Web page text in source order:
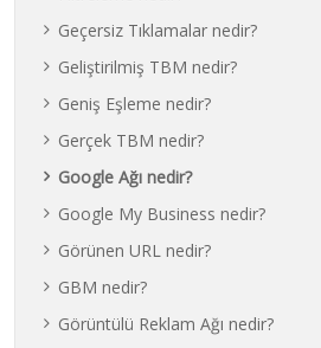
Geçersiz Tıklamalar nedir?
Geliştirilmiş TBM nedir?
Geniş Eşleme nedir?
Gerçek TBM nedir?
Google Ağı nedir?
Google My Business nedir?
Görünen URL nedir?
GBM nedir?
Görüntülü Reklam Ağı nedir?